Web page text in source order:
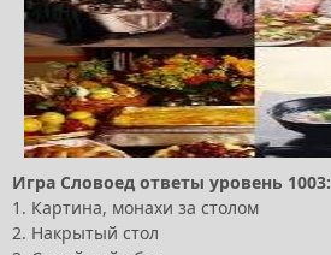
Игра Словоед ответы уровень 1003:
1. Картина, монахи за столом
2. Накрытый стол